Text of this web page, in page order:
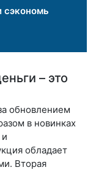
сэкономь
– это
обновлением
в новинках
обладает
Вторая